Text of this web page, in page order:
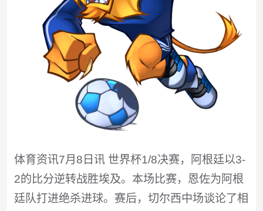
体育资讯7月8日讯 世界杯1/8决赛，阿根廷以3-
2的比分逆转战胜埃及。本场比赛，恩佐为阿根
廷队打进绝杀进球。赛后，切尔西中场谈论了相